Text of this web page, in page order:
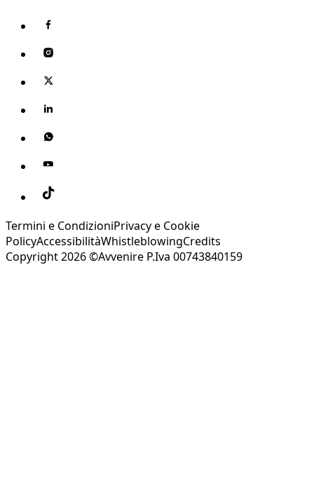
Termini e CondizioniPrivacy e Cookie
PolicyAccessibilitàWhistleblowingCredits
Copyright 2026 ©Avvenire P.Iva 00743840159